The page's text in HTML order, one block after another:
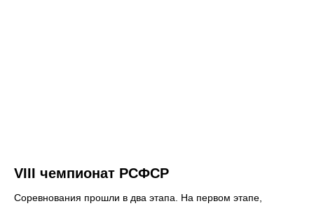
VIII чемпионат РСФСР
Соревнования прошли в два этапа. На первом этапе,